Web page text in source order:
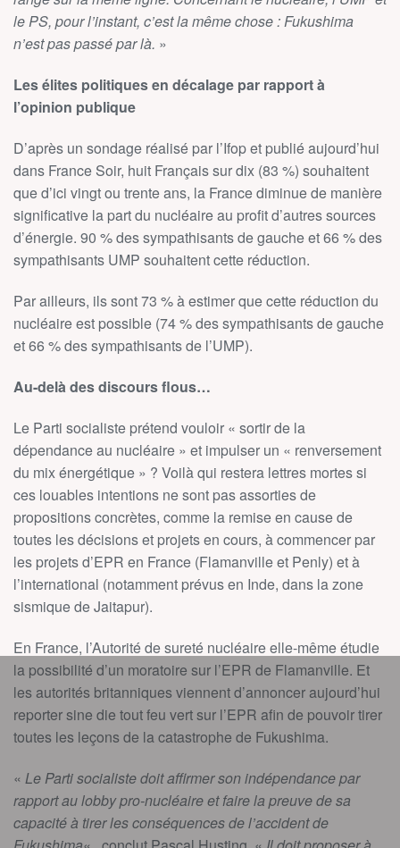
le PS, pour l’instant, c’est la même chose : Fukushima
n’est pas passé par là. »
Les élites politiques en décalage par rapport à
l’opinion publique
D’après un sondage réalisé par l’Ifop et publié aujourd’hui
dans France Soir, huit Français sur dix (83 %) souhaitent
que d’ici vingt ou trente ans, la France diminue de manière
significative la part du nucléaire au profit d’autres sources
d’énergie. 90 % des sympathisants de gauche et 66 % des
sympathisants UMP souhaitent cette réduction.
Par ailleurs, ils sont 73 % à estimer que cette réduction du
nucléaire est possible (74 % des sympathisants de gauche
et 66 % des sympathisants de l’UMP).
Au-delà des discours flous…
Le Parti socialiste prétend vouloir « sortir de la
dépendance au nucléaire » et impulser un « renversement
du mix énergétique » ? Voilà qui restera lettres mortes si
ces louables intentions ne sont pas assorties de
propositions concrètes, comme la remise en cause de
toutes les décisions et projets en cours, à commencer par
les projets d’EPR en France (Flamanville et Penly) et à
l’international (notamment prévus en Inde, dans la zone
sismique de Jaitapur).
En France, l’Autorité de sureté nucléaire elle-même étudie
la possibilité d’un moratoire sur l’EPR de Flamanville. Et
les autorités britanniques viennent d’annoncer aujourd’hui
reporter sine die tout feu vert sur l’EPR afin de pouvoir tirer
toutes les leçons de la catastrophe de Fukushima.
« Le Parti socialiste doit affirmer son indépendance par
rapport au lobby pro-nucléaire et faire la preuve de sa
capacité à tirer les conséquences de l’accident de